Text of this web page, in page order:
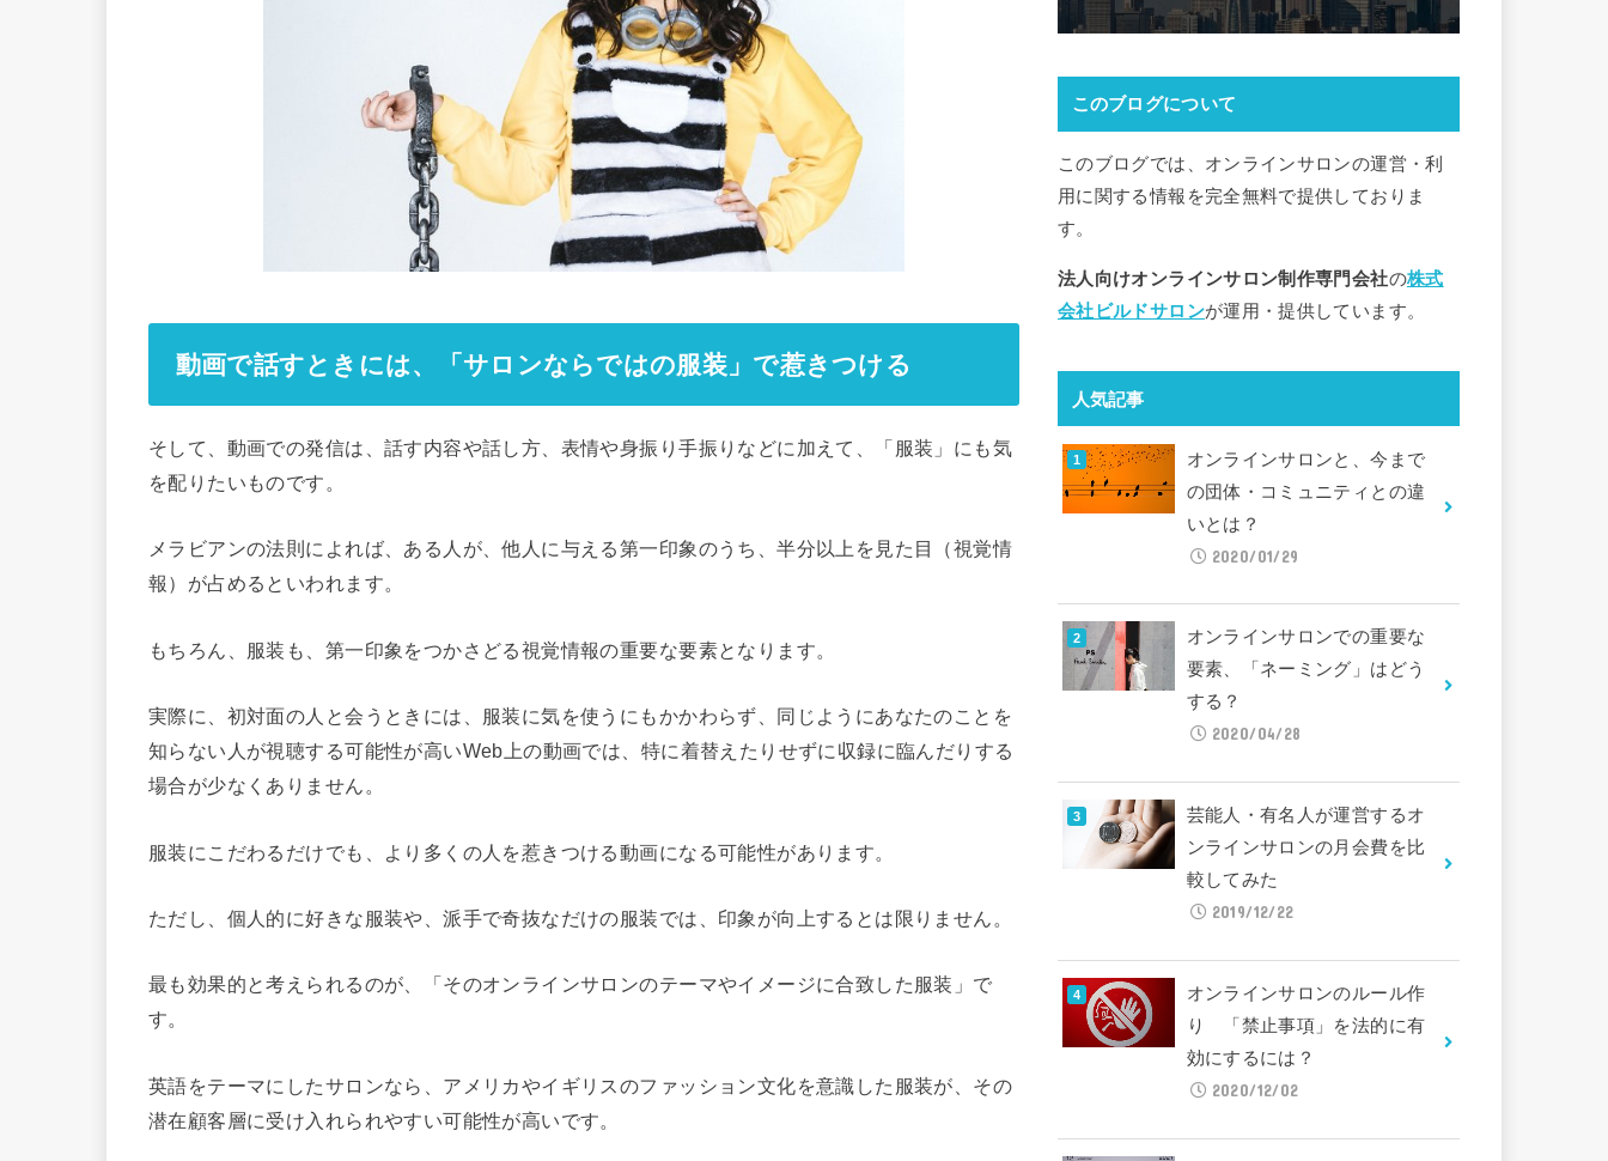
動画で話すときには、「サロンならではの服装」で惹きつける
そして、動画での発信は、話す内容や話し方、表情や身振り手振りなどに加えて、「服装」にも気
を配りたいものです。
メラビアンの法則によれば、ある人が、他人に与える第一印象のうち、半分以上を見た目（視覚情
報）が占めるといわれます。
もちろん、服装も、第一印象をつかさどる視覚情報の重要な要素となります。
実際に、初対面の人と会うときには、服装に気を使うにもかかわらず、同じようにあなたのことを
知らない人が視聴する可能性が高いWeb上の動画では、特に着替えたりせずに収録に臨んだりする
場合が少なくありません。
服装にこだわるだけでも、より多くの人を惹きつける動画になる可能性があります。
ただし、個人的に好きな服装や、派手で奇抜なだけの服装では、印象が向上するとは限りません。
最も効果的と考えられるのが、「そのオンラインサロンのテーマやイメージに合致した服装」で
す。
英語をテーマにしたサロンなら、アメリカやイギリスのファッション文化を意識した服装が、その
潜在顧客層に受け入れられやすい可能性が高いです。
このブログについて
このブログでは、オンラインサロンの運営・利
用に関する情報を完全無料で提供しておりま
す。
法人向けオンラインサロン制作専門会社の株式
会社ビルドサロンが運用・提供しています。
人気記事
オンラインサロンと、今まで
の団体・コミュニティとの違
いとは？
2020/01/29
オンラインサロンでの重要な
要素、「ネーミング」はどう
する？
2020/04/28
芸能人・有名人が運営するオ
ンラインサロンの月会費を比
較してみた
2019/12/22
オンラインサロンのルール作
り 「禁止事項」を法的に有
効にするには？
2020/12/02